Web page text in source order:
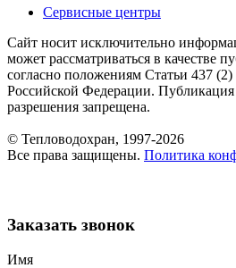
Сервисные центры
Сайт носит исключительно
может рассматриваться в качестве
согласно положениям Статьи 437 (2)
Российской Федерации.
разрешения запрещена.
© Тепловодохран, 1997-2026
Все права защищены. Политика
Заказать звонок
Имя